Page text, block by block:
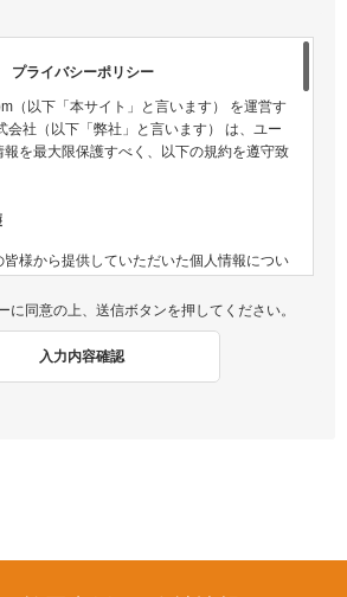
プライバシーポリシー
（以下「本サイト」と言います） を運営す
会社（以下「弊社」と言います） は、ユー
を最大限保護すべく、以下の規約を遵守致
様から提供していただいた個人情報につい
適切な管理及び保護に努めます。
に同意の上、送信ボタンを押してください。
入力内容確認